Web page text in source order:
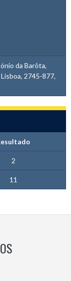
da Barôta,
2745-877,
2
11